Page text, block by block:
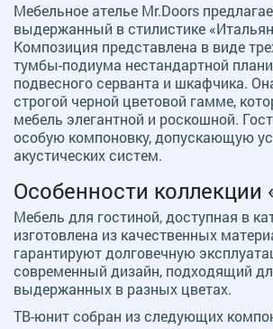
Мебельное ателье Mr.Doors
выдержанный в стилистике
Композиция представлена в виде
тумбы-подиума нестандартной
подвесного серванта и шкафчика.
строгой черной цветовой гамме,
мебель элегантной и роскошной.
особую компоновку, допускающую
акустических систем.
Особенности коллекции
Мебель для гостиной, доступная в
изготовлена из качественных
гарантируют долговечную
современный дизайн, подходящий
выдержанных в разных цветах.
ТВ-юнит собран из следующих